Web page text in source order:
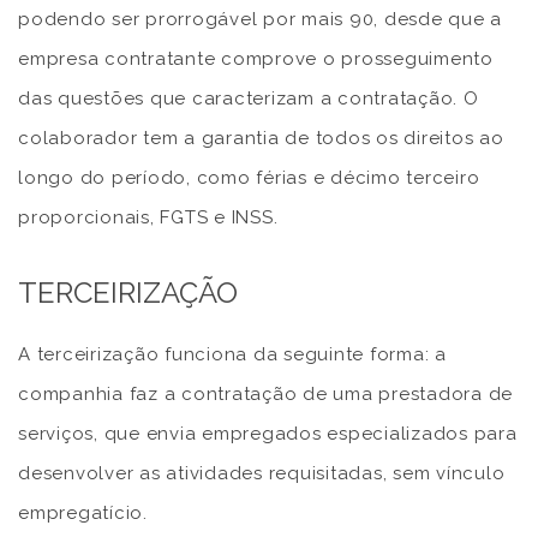
podendo ser prorrogável por mais 90, desde que a
empresa contratante comprove o prosseguimento
das questões que caracterizam a contratação. O
colaborador tem a garantia de todos os direitos ao
longo do período, como férias e décimo terceiro
proporcionais, FGTS e INSS.
TERCEIRIZAÇÃO
A terceirização funciona da seguinte forma: a
companhia faz a contratação de uma prestadora de
serviços, que envia empregados especializados para
desenvolver as atividades requisitadas, sem vínculo
empregatício.